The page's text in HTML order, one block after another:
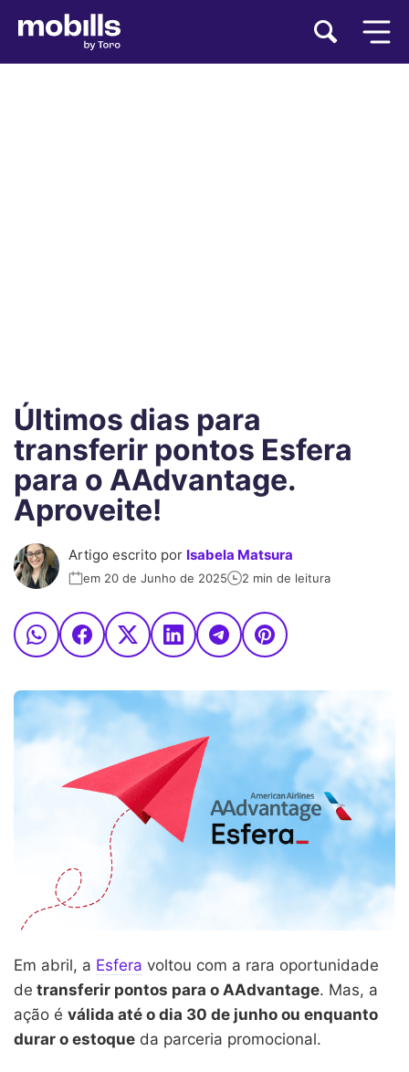
Últimos dias para
transferir pontos Esfera
para o AAdvantage.
Aproveite!
Artigo escrito por Isabela Matsura
em 20 de Junho de 2025 2 min de leitura
Em abril, a Esfera voltou com a rara oportunidade
de transferir pontos para o AAdvantage. Mas, a
ação é válida até o dia 30 de junho ou enquanto
durar o estoque da parceria promocional.